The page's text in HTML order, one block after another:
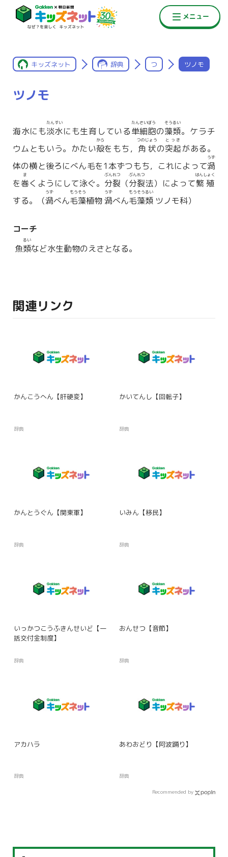
キッズネット 辞典 つ ツノモ
ツノモ
海水にも淡水
たんすい
にも生育している単細胞
たんさいぼう
の藻類
そうるい
。ケラチ
ウムともいう。かたい殻
から
をもち， 角状
つのじょう
の突起
とっき
がある。
体の横と後ろにべん毛を1本ずつもち，これによって渦
うず
を巻
ま
くようにして泳ぐ。 分裂
ぶんれつ
（分裂
ぶんれつ
法）によって繁殖
はんしょく
する。（渦
うず
べん毛藻
もうそう
植物渦
うず
べん毛藻類
もうそうるい
ツノモ科）
コーチ
魚類
るい
など水生動物のえさとなる。
関連リンク
かんこうへん【肝硬変】
辞典
かいてんし【回転子】
辞典
かんとうぐん【関東軍】
辞典
いみん【移民】
辞典
いっかつこうふきんせいど【一
括交付金制度】
辞典
おんせつ【音節】
辞典
アカハラ
辞典
あわおどり【阿波踊り】
辞典
Recommended by